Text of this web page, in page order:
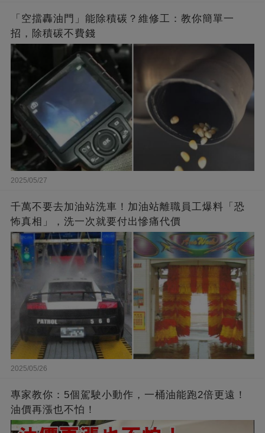
「空擋轟油門」能除積碳？維修工：教你簡單一
招，除積碳不費錢
2025/05/27
千萬不要去加油站洗車！加油站離職員工爆料「恐
怖真相」，洗一次就要付出慘痛代價
2025/05/26
專家教你：5個駕駛小動作，一桶油能跑2倍更遠！
油價再漲也不怕！